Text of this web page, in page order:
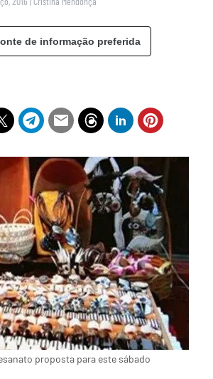
de informação preferida
proposta para este sábado